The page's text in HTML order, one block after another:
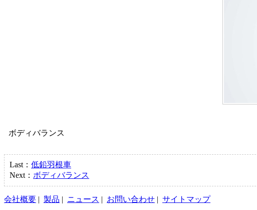
ボディバランス
Last： 低鉛羽根車
Next： ボディバランス
会社概要 | 製品 | ニュース | お問い合わせ | サイトマップ